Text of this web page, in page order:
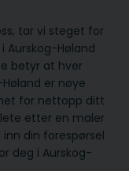
tar vi steget for
Aurskog-Høland
betyr at hver
er nøye
for nettopp ditt
etter en maler
din forespørsel
deg i Aurskog-